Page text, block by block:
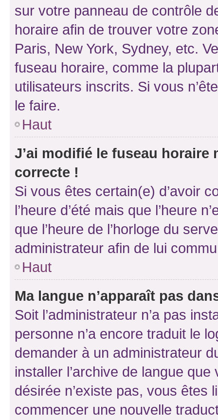
sur votre panneau de contrôle
horaire afin de trouver votre
Paris, New York, Sydney, etc.
fuseau horaire, comme la
utilisateurs inscrits. Si vous
le faire.
Haut
J’ai modifié le fuseau horaire
correcte !
Si vous êtes certain(e) d’avoir
l’heure d’été mais que l’heure
que l’heure de l’horloge du
administrateur afin de lui
Haut
Ma langue n’apparaît pas
Soit l’administrateur n’a pas
personne n’a encore traduit le
demander à un administrateur
installer l’archive de langue
désirée n’existe pas, vous êtes
commencer une nouvelle